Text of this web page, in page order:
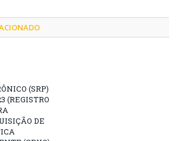
(SRP)
(REGISTRO
DE